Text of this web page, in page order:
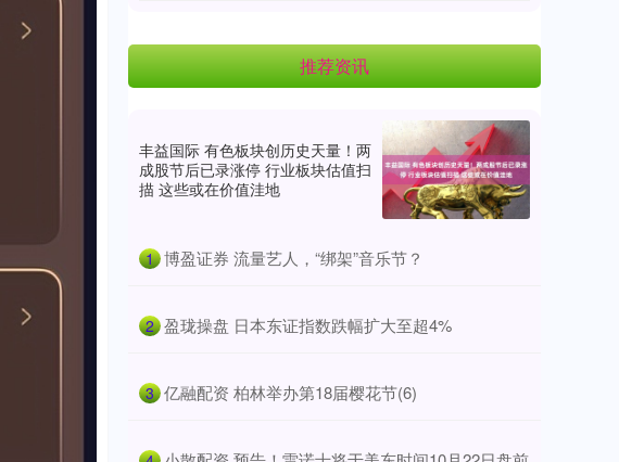
推荐资讯
丰益国际 有色板块创历史天量！两
成股节后已录涨停 行业板块估值扫
描 这些或在价值洼地
1 ​博盈证券 流量艺人，“绑架”音乐节？
2 ​盈珑操盘 日本东证指数跌幅扩大至超4%
3 ​亿融配资 柏林举办第18届樱花节(6)